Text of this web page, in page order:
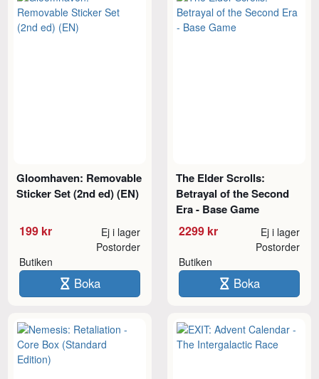
Gloomhaven: Removable
Sticker Set (2nd ed) (EN)
199 kr Ej i lager
Butiken
Postorder
Boka
The Elder Scrolls:
Betrayal of the Second
Era - Base Game
2299 kr Ej i lager
Butiken
Postorder
Boka